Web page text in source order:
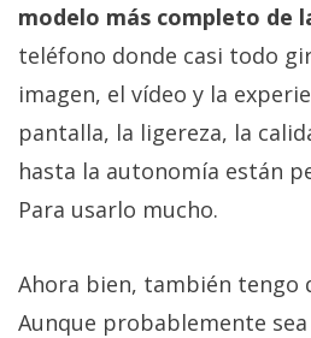
modelo más completo de
teléfono donde casi todo
imagen, el vídeo y la
pantalla, la ligereza, la
hasta la autonomía están
Para usarlo mucho.
Ahora bien, también tengo
Aunque probablemente sea